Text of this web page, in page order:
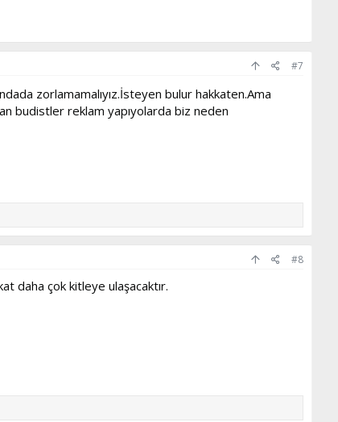
#7
zorlamamalıyız.İsteyen bulur hakkaten.Ama
budistler reklam yapıyolarda biz neden
#8
daha çok kitleye ulaşacaktır.